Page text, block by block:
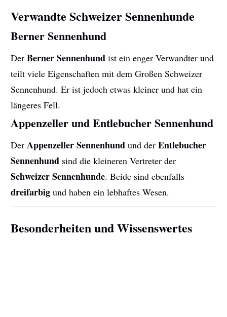
Verwandte Schweizer Sennenhunde
Berner Sennenhund
Der Berner Sennenhund ist ein enger Verwandter und
teilt viele Eigenschaften mit dem Großen Schweizer
Sennenhund. Er ist jedoch etwas kleiner und hat ein
längeres Fell.
Appenzeller und Entlebucher Sennenhund
Der Appenzeller Sennenhund und der Entlebucher
Sennenhund sind die kleineren Vertreter der
Schweizer Sennenhunde. Beide sind ebenfalls
dreifarbig und haben ein lebhaftes Wesen.
Besonderheiten und Wissenswertes